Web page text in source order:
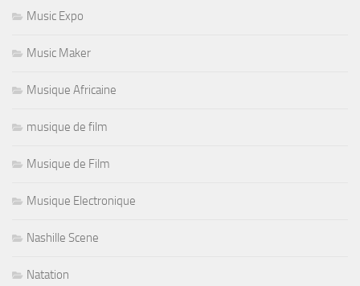
Music Expo
Music Maker
Musique Africaine
musique de film
Musique de Film
Musique Electronique
Nashille Scene
Natation